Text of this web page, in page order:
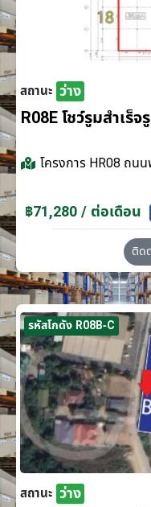
สถานะ ว่าง
R08E โชว์รูมสำเร็
โครงการ HR08 ถนน
฿71,280 / ต่อเดือน
ติด
รหัสโกดัง R08B-C
สถานะ ว่าง